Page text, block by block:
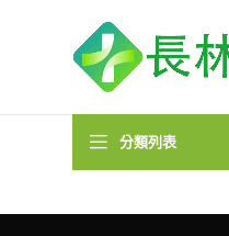
分類列表